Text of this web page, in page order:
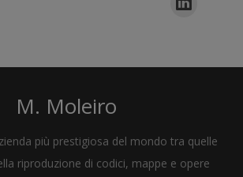
M. Moleiro
più prestigiosa del mondo tra quelle
riproduzione di codici, mappe e opere